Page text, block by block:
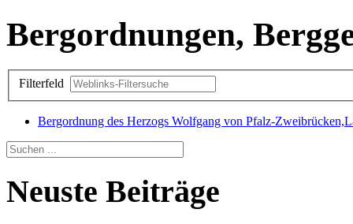
Bergordnungen,
Filterfeld
Bergordnung des Herzogs Wolfgang von Pfalz-
Neuste Beiträge